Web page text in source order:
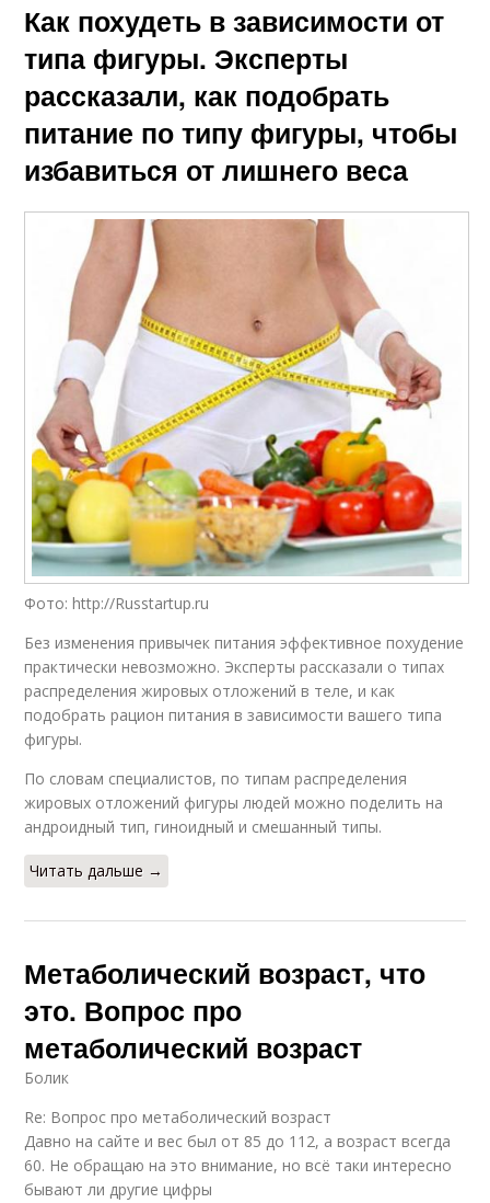
Как похудеть в зависимости от
типа фигуры. Эксперты
рассказали, как подобрать
питание по типу фигуры, чтобы
избавиться от лишнего веса
Фото: http://Russtartup.ru
Без изменения привычек питания эффективное похудение
практически невозможно. Эксперты рассказали о типах
распределения жировых отложений в теле, и как
подобрать рацион питания в зависимости вашего типа
фигуры.
По словам специалистов, по типам распределения
жировых отложений фигуры людей можно поделить на
андроидный тип, гиноидный и смешанный типы.
Читать дальше →
Метаболический возраст, что
это. Вопрос про
метаболический возраст
Болик
Re: Вопрос про метаболический возраст
Давно на сайте и вес был от 85 до 112, а возраст всегда
60. Не обращаю на это внимание, но всё таки интересно
бывают ли другие цифры